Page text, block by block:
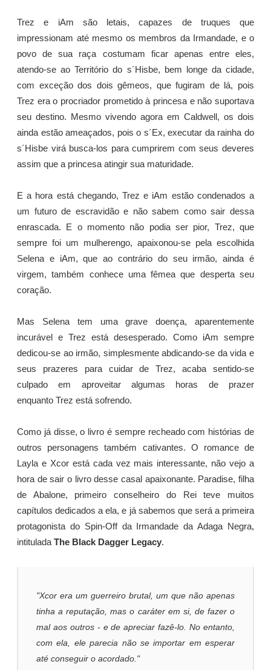
Trez e iAm são letais, capazes de truques que
impressionam até mesmo os membros da Irmandade, e o
povo de sua raça costumam ficar apenas entre eles,
atendo-se ao Território do s´Hisbe, bem longe da cidade,
com exceção dos dois gêmeos, que fugiram de lá, pois
Trez era o procriador prometido à princesa e não suportava
seu destino. Mesmo vivendo agora em Caldwell, os dois
ainda estão ameaçados, pois o s´Ex, executar da rainha do
s´Hisbe virá busca-los para cumprirem com seus deveres
assim que a princesa atingir sua maturidade.
E a hora está chegando, Trez e iAm estão condenados a
um futuro de escravidão e não sabem como sair dessa
enrascada. E o momento não podia ser pior, Trez, que
sempre foi um mulherengo, apaixonou-se pela escolhida
Selena e iAm, que ao contrário do seu irmão, ainda é
virgem, também conhece uma fêmea que desperta seu
coração.
Mas Selena tem uma grave doença, aparentemente
incurável e Trez está desesperado. Como iAm sempre
dedicou-se ao irmão, simplesmente abdicando-se da vida e
seus prazeres para cuidar de Trez, acaba sentido-se
culpado em aproveitar algumas horas de prazer
enquanto Trez está sofrendo.
Como já disse, o livro é sempre recheado com histórias de
outros personagens também cativantes. O romance de
Layla e Xcor está cada vez mais interessante, não vejo a
hora de sair o livro desse casal apaixonante. Paradise, filha
de Abalone, primeiro conselheiro do Rei teve muitos
capítulos dedicados a ela, e já sabemos que será a primeira
protagonista do Spin-Off da Irmandade da Adaga Negra,
intitulada The Black Dagger Legacy.
"Xcor era um guerreiro brutal, um que não apenas
tinha a reputação, mas o caráter em si, de fazer o
mal aos outros - e de apreciar fazê-lo. No entanto,
com ela, ele parecia não se importar em esperar
até conseguir o acordado."